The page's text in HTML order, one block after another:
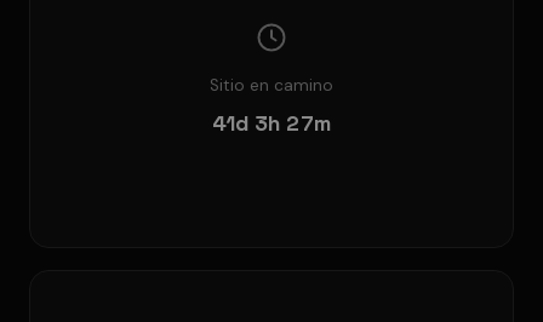
Sitio en camino
41d 3h 27m